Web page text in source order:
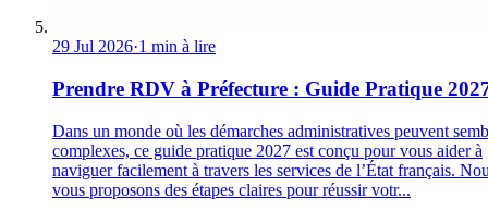
29 Jul 2026·1 min à lire
Prendre RDV à Préfecture : Guide Pratique
Dans un monde où les démarches administratives peuvent
complexes, ce guide pratique 2027 est conçu pour vous aider à
naviguer facilement à travers les services de l’État français.
vous proposons des étapes claires pour réussir votr...